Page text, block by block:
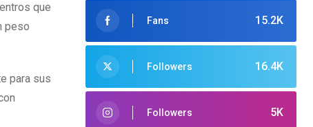
que
peso
para sus
15.2K
Fans
16.4K
Followers
5K
Followers